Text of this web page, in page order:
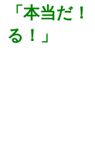
「本当だ
る！」